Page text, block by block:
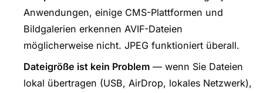
Anwendungen, einige CMS-Plattformen und
Bildgalerien erkennen AVIF-Dateien
möglicherweise nicht. JPEG funktioniert überall.
Dateigröße ist kein Problem — wenn Sie Dateien
lokal übertragen (USB, AirDrop, lokales Netzwerk),